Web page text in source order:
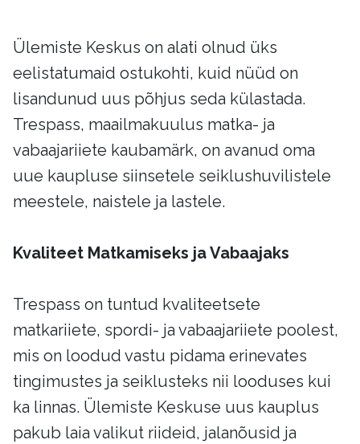
Ülemiste Keskus on alati olnud üks
eelistatumaid ostukohti, kuid nüüd on
lisandunud uus põhjus seda külastada.
Trespass, maailmakuulus matka- ja
vabaajariiete kaubamärk, on avanud oma
uue kaupluse siinsetele seiklushuvilistele
meestele, naistele ja lastele.
Kvaliteet Matkamiseks ja Vabaajaks
Trespass on tuntud kvaliteetsete
matkariiete, spordi- ja vabaajariiete poolest,
mis on loodud vastu pidama erinevates
tingimustes ja seiklusteks nii looduses kui
ka linnas. Ülemiste Keskuse uus kauplus
pakub laia valikut riideid, jalanõusid ja